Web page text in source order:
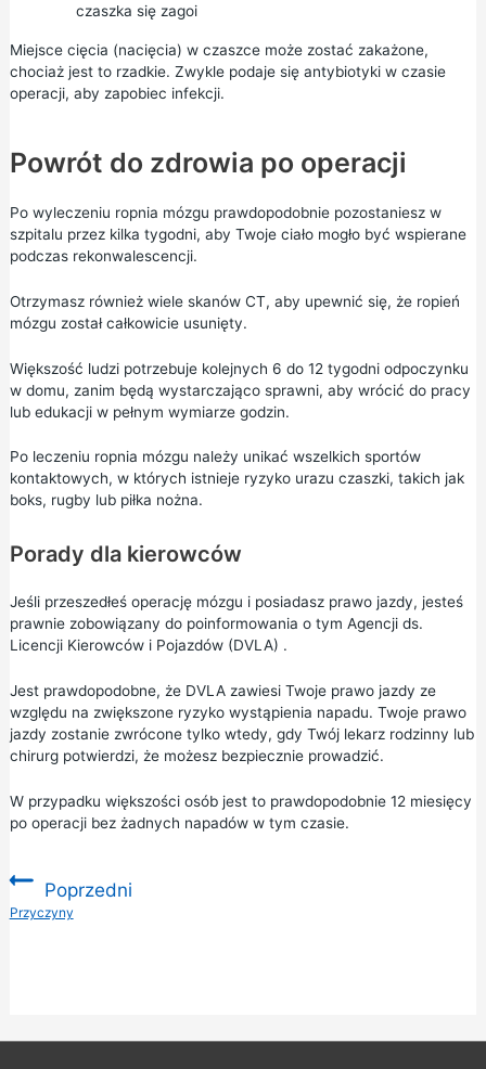
czaszka się zagoi
Miejsce cięcia (nacięcia) w czaszce może zostać zakażone,
chociaż jest to rzadkie. Zwykle podaje się antybiotyki w czasie
operacji, aby zapobiec infekcji.
Powrót do zdrowia po operacji
Po wyleczeniu ropnia mózgu prawdopodobnie pozostaniesz w
szpitalu przez kilka tygodni, aby Twoje ciało mogło być wspierane
podczas rekonwalescencji.
Otrzymasz również wiele skanów CT, aby upewnić się, że ropień
mózgu został całkowicie usunięty.
Większość ludzi potrzebuje kolejnych 6 do 12 tygodni odpoczynku
w domu, zanim będą wystarczająco sprawni, aby wrócić do pracy
lub edukacji w pełnym wymiarze godzin.
Po leczeniu ropnia mózgu należy unikać wszelkich sportów
kontaktowych, w których istnieje ryzyko urazu czaszki, takich jak
boks, rugby lub piłka nożna.
Porady dla kierowców
Jeśli przeszedłeś operację mózgu i posiadasz prawo jazdy, jesteś
prawnie zobowiązany do poinformowania o tym Agencji ds.
Licencji Kierowców i Pojazdów (DVLA) .
Jest prawdopodobne, że DVLA zawiesi Twoje prawo jazdy ze
względu na zwiększone ryzyko wystąpienia napadu. Twoje prawo
jazdy zostanie zwrócone tylko wtedy, gdy Twój lekarz rodzinny lub
chirurg potwierdzi, że możesz bezpiecznie prowadzić.
W przypadku większości osób jest to prawdopodobnie 12 miesięcy
po operacji bez żadnych napadów w tym czasie.
Poprzedni
:Przyczyny